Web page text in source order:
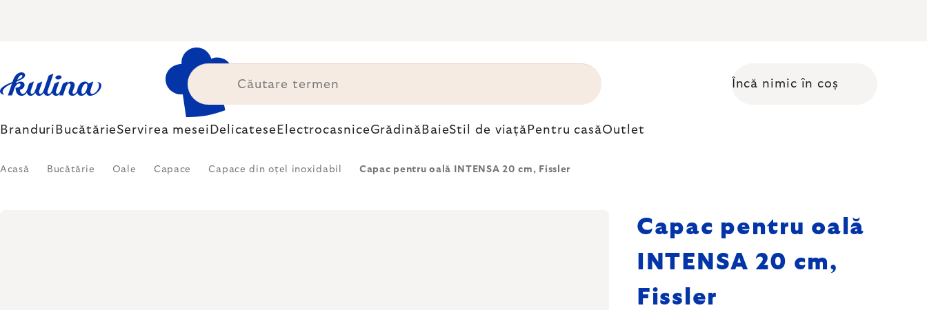
Coş de cumpărături
Încă nimic în coș
Branduri BucătărieServirea mesei Delicatese ElectrocasniceGrădină BaieStil de viață Pentru casăOutlet
Acasă Bucătărie Oale Capace Capace din oțel inoxidabil Capac pentru oală INTENSA 20 cm, Fissler
Capac pentru oală
INTENSA 20 cm,
Fissler